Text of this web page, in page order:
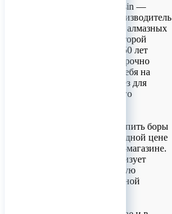
Компания Dia-Tessin —
Швейцарский производитель
твердосплавных и алмазных
боров, история которой
начинается более 50 лет
назад. Dia-Tessin прочно
зарекомендовала себя на
рынке боров и фрез для
стоматологического
Мы предлагаем купить боры
Dia-Tessin по выгодной цене
в нашем интернет-магазине.
Наш магазин реализует
сертифицированную
продукцию с удобной